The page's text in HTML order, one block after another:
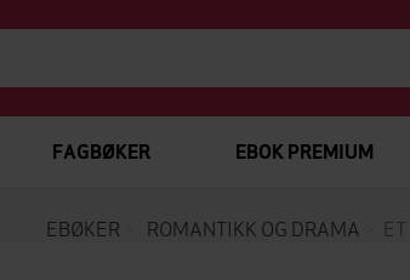
FAGBØKER EBOK PREMIUM
EBØKER ROMANTIKK OG DRAMA